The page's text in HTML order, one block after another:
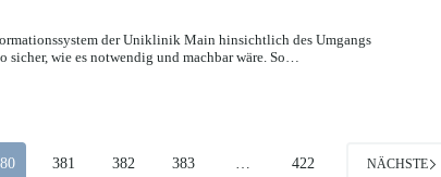
der Uniklinik Main hinsichtlich des Umgangs
wie es notwendig und machbar wäre. So…
381 382 383 … 422 NÄCHSTE